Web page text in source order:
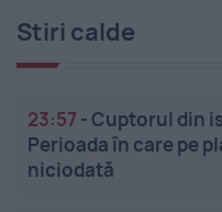
Stiri calde
23:57 -Cuptorul din
Perioada în care pe
niciodată